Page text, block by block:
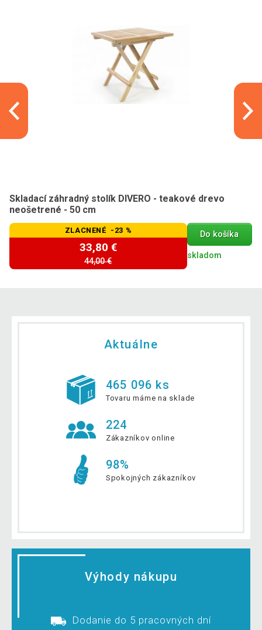
Skladací záhradný stolík DIVERO - teakové drevo
neošetrené - 50 cm
ZLACNENÉ -23 %
33,80 €
44,00 €
Do košíka
skladom
Aktuálne
465 096 ks
Tovaru máme na sklade
224
Zákazníkov online
98%
Spokojných zákazníkov
Výhody nákupu
Dodanie do 5 pracovných dní